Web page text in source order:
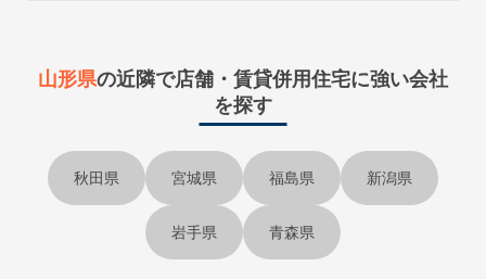
山形県の近隣で店舗・賃貸併用住宅に強い会社
を探す
秋田県 宮城県 福島県 新潟県
岩手県 青森県